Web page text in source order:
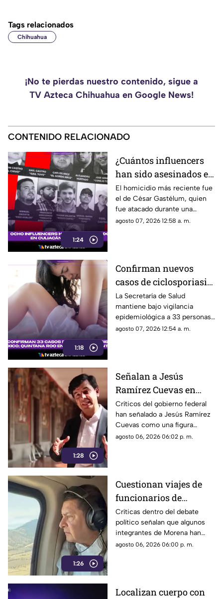
Tags relacionados
Chihuahua
¡No te pierdas nuestro contenido, sigue a
TV Azteca Chihuahua en Google News!
CONTENIDO RELACIONADO
1:24
¿Cuántos influencers
han sido asesinados en
Culiacán desde 2024?
César Gastélum el más
reciente
El homicidio más reciente fue
el de César Gastélum, quien
fue atacado durante una
transmisión en vivo.
agosto 07, 2026 12:58 a. m.
1:18
Confirman nuevos
casos de ciclosporiasis
en México; este estado
concentra la mayor
cifra
La Secretaría de Salud
mantiene bajo vigilancia
epidemiológica a 33 personas
diagnosticadas con
agosto 07, 2026 12:54 a. m.
1:28
Señalan a Jesús
Ramírez Cuevas en
debate sobre regulación
y libertad de expresión
Críticos del gobierno federal
han señalado a Jesús Ramírez
Cuevas como una figura
relevante dentro de la
agosto 06, 2026 06:02 p. m.
1:26
Cuestionan viajes de
funcionarios de
Morena por presuntos
gastos alejados de la
austeridad
Críticas dentro del debate
político señalan que algunos
integrantes de Morena han
sido señalados por realizar
agosto 06, 2026 06:00 p. m.
Localizan cuerpo con